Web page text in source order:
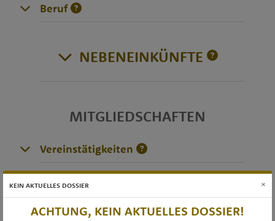
Beruf
NEBENEINKÜNFTE
MITGLIEDSCHAFTEN
Vereinstätigkeiten
DIVERSES
KEIN AKTUELLES DOSSIER ×
ACHTUNG, KEIN AKTUELLES DOSSIER!